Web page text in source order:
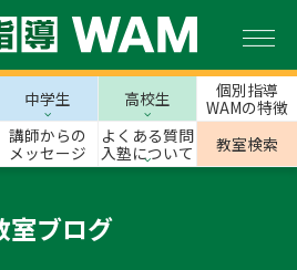
中学生 高校生
個別指導
WAMの特徴
講師からの
メッセージ
よくある質問
入塾について
教室検索
室ブログ